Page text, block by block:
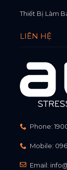
Thiết Bị Làm
LIÊN HỆ
Phone:
Mobile: 096
Email: